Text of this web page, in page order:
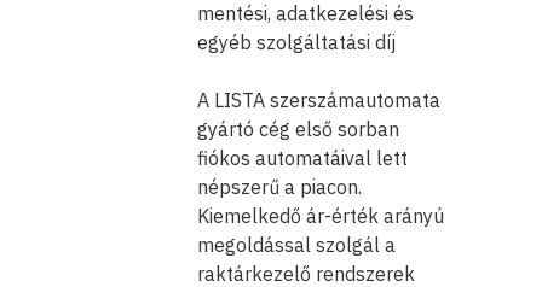
mentési, adatkezelési és
egyéb szolgáltatási díj
A LISTA szerszámautomata
gyártó cég első sorban
fiókos automatáival lett
népszerű a piacon.
Kiemelkedő ár-érték arányú
megoldással szolgál a
raktárkezelő rendszerek